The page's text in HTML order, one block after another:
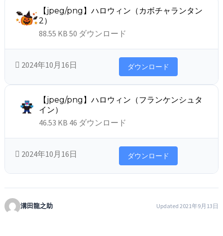
【jpeg/png】ハロウィン（カボチャランタン
2）
88.55 KB50 ダウンロード
2024年10月16日 ダウンロード
【jpeg/png】ハロウィン（フランケンシュタ
イン）
46.53 KB 46 ダウンロード
2024年10月16日 ダウンロード
溝田龍之助 Updated 2021年9月13日